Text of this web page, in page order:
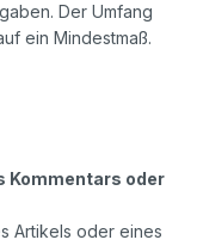
Der Umfang
ein Mindestmaß.
Kommentars oder
Artikels oder eines